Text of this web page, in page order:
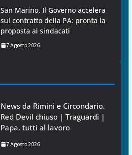
San Marino. Il Governo accelera
sul contratto della PA: pronta la
proposta ai sindacati
7 Agosto 2026
News da Rimini e Circondario.
Red Devil chiuso | Traguardi |
Papa, tutti al lavoro
7 Agosto 2026